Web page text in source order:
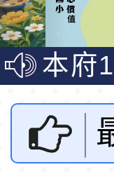
明手
說明
轉知
光城
走」
本府
員健
心」
清華
動時
教師
轉環
程」
轉農